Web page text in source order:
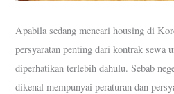
Apabila sedang mencari housing di
persyaratan penting dari kontrak sewa
diperhatikan terlebih dahulu. Sebab
dikenal mempunyai peraturan dan